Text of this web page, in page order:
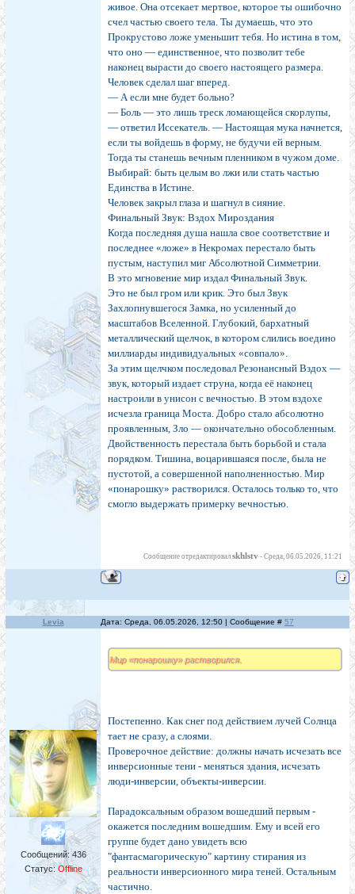
живое. Она отсекает мертвое, которое ты ошибочно
счел частью своего тела. Ты думаешь, что это
Прокрустово ложе уменьшит тебя. Но истина в том,
что оно — единственное, что позволит тебе
наконец вырасти до своего настоящего размера.
Человек сделал шаг вперед.
— А если мне будет больно?
— Боль — это лишь треск ломающейся скорлупы,
— ответил Иссекатель. — Настоящая мука начнется,
если ты войдешь в форму, не будучи ей верным.
Тогда ты станешь вечным пленником в чужом доме.
Выбирай: быть целым во лжи или стать частью
Единства в Истине.
Человек закрыл глаза и шагнул в сияние.
Финальный Звук: Вздох Мироздания
Когда последняя душа нашла свое соответствие и
последнее «ложе» в Некромах перестало быть
пустым, наступил миг Абсолютной Симметрии.
В это мгновение мир издал Финальный Звук.
Это не был гром или крик. Это был Звук
Захлопнувшегося Замка, но усиленный до
масштабов Вселенной. Глубокий, бархатный
металлический щелчок, в котором слились воедино
миллиарды индивидуальных «совпало».
За этим щелчком последовал Резонансный Вздох —
звук, который издает струна, когда её наконец
настроили в унисон с вечностью. В этом вздохе
исчезла граница Моста. Добро стало абсолютно
проявленным, Зло — окончательно обособленным.
Двойственность перестала быть борьбой и стала
порядком. Тишина, воцарившаяся после, была не
пустотой, а совершенной наполненностью. Мир
«понарошку» растворился. Осталось только то, что
смогло выдержать примерку вечностью.
Сообщение отредактировал skhlstv - Среда, 06.05.2026, 11:21
Levia Дата: Среда, 06.05.2026, 12:50 | Сообщение # 57
Сообщений: 436
Статус: Offline
Мир «понарошку» растворился.
Постепенно. Как снег под действием лучей Солнца
тает не сразу, а слоями.
Проверочное действие: должны начать исчезать все
инверсионные тени - меняться здания, исчезать
люди-инверсии, объекты-инверсии.
Парадоксальным образом вошедший первым -
окажется последним вошедшим. Ему и всей его
группе будет дано увидеть всю
"фантасмагорическую" картину стирания из
реальности инверсионного мира теней. Остальным
частично.